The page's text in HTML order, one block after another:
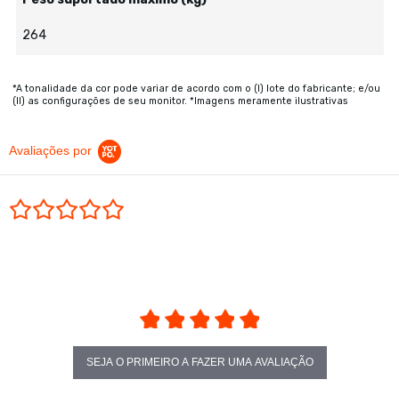
264
*A tonalidade da cor pode variar de acordo com o (I) lote do fabricante; e/ou
(II) as configurações de seu monitor. *Imagens meramente ilustrativas
Avaliações por
SEJA O PRIMEIRO A FAZER UMA AVALIAÇÃO